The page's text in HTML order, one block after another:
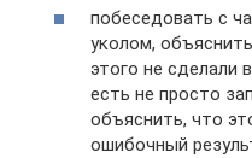
побеседовать с
уколом,
этого не сделали
есть не просто
объяснить, что
ошибочный